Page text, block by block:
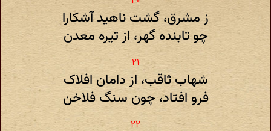
ز مشرق، گشت ناهید آشکارا
چو تابنده گهر، از تیره معدن
شهاب ثاقب، از دامان افلاک
فرو افتاد، چون سنگ فلاخن